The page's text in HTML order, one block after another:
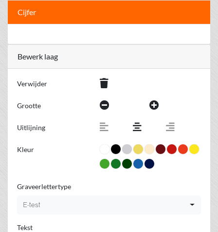
Cijfer
Bewerk laag
Verwijder
Grootte
Uitlijning
Kleur
Graveerlettertype
E-test
Tekst